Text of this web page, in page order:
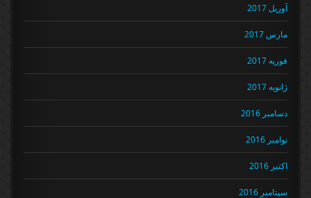
آوریل 2017
مارس 2017
فوریه 2017
ژانویه 2017
دسامبر 2016
نوامبر 2016
اکتبر 2016
سپتامبر 2016